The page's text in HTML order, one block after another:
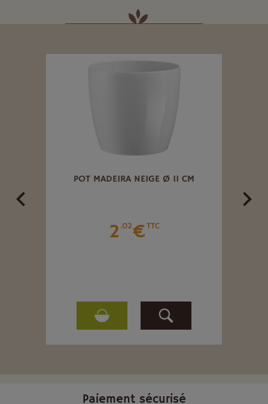
POT MADEIRA NEIGE Ø 11 CM
2.02€TTC
Paiement sécurisé